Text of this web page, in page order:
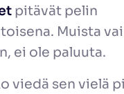
pitävät pelin
Muista
ei ole paluuta.
viedä sen vielä